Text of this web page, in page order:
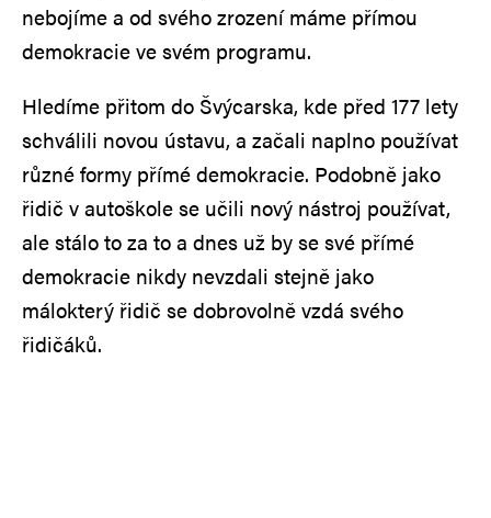
nebojíme a od svého zrození máme přímou
demokracie ve svém programu.
Hledíme přitom do Švýcarska, kde před 177 lety
schválili novou ústavu, a začali naplno používat
různé formy přímé demokracie. Podobně jako
řidič v autoškole se učili nový nástroj používat,
ale stálo to za to a dnes už by se své přímé
demokracie nikdy nevzdali stejně jako
málokterý řidič se dobrovolně vzdá svého
řidičáků.